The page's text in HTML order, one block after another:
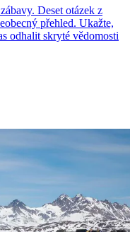
Deset otázek z
přehled. Ukažte,
odhalit skryté vědomosti